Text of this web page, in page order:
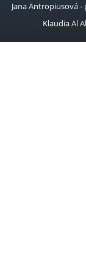
Jana Antropiusová
Klaudia Al